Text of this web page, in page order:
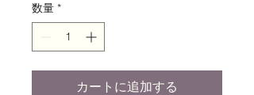
数量 *
カートに追加する